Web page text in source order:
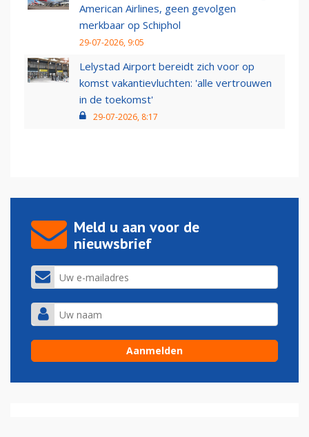
American Airlines, geen gevolgen
merkbaar op Schiphol
29-07-2026, 9:05
Lelystad Airport bereidt zich voor op
komst vakantievluchten: 'alle vertrouwen
in de toekomst'
29-07-2026, 8:17
Meld u aan voor de
nieuwsbrief